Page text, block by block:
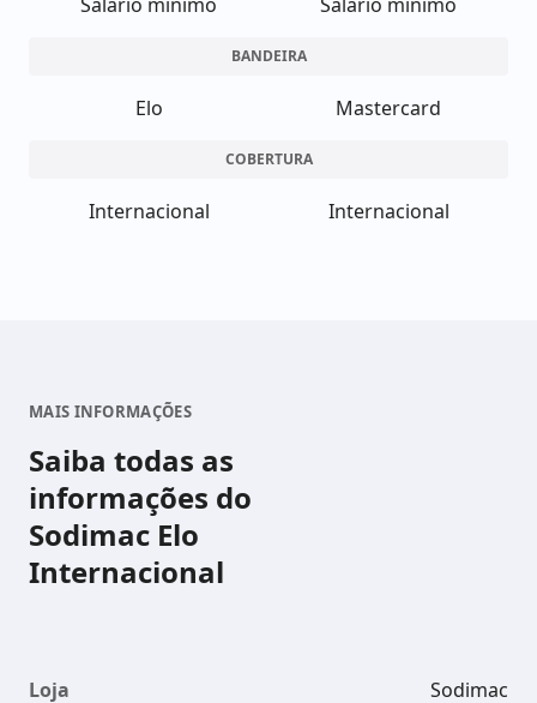
BANDEIRA
Elo Mastercard
COBERTURA
Internacional Internacional
MAIS INFORMAÇÕES
Saiba todas as
informações do
Sodimac Elo
Internacional
Loja Sodimac